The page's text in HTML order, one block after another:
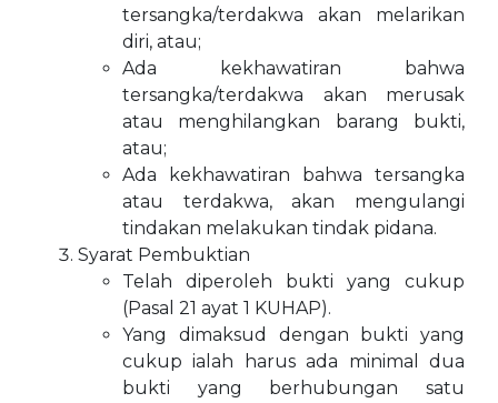
tersangka/terdakwa akan melarikan
diri, atau;
Ada kekhawatiran bahwa
tersangka/terdakwa akan merusak
atau menghilangkan barang bukti,
atau;
Ada kekhawatiran bahwa tersangka
atau terdakwa, akan mengulangi
tindakan melakukan tindak pidana.
Syarat Pembuktian
Telah diperoleh bukti yang cukup
(Pasal 21 ayat 1 KUHAP).
Yang dimaksud dengan bukti yang
cukup ialah harus ada minimal dua
bukti yang berhubungan satu